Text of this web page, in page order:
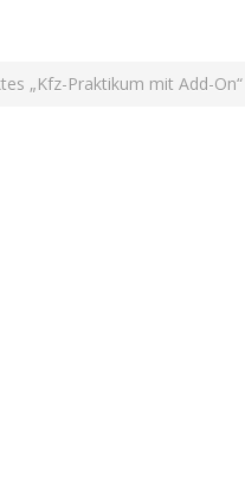
„Kfz-Praktikum mit Add-